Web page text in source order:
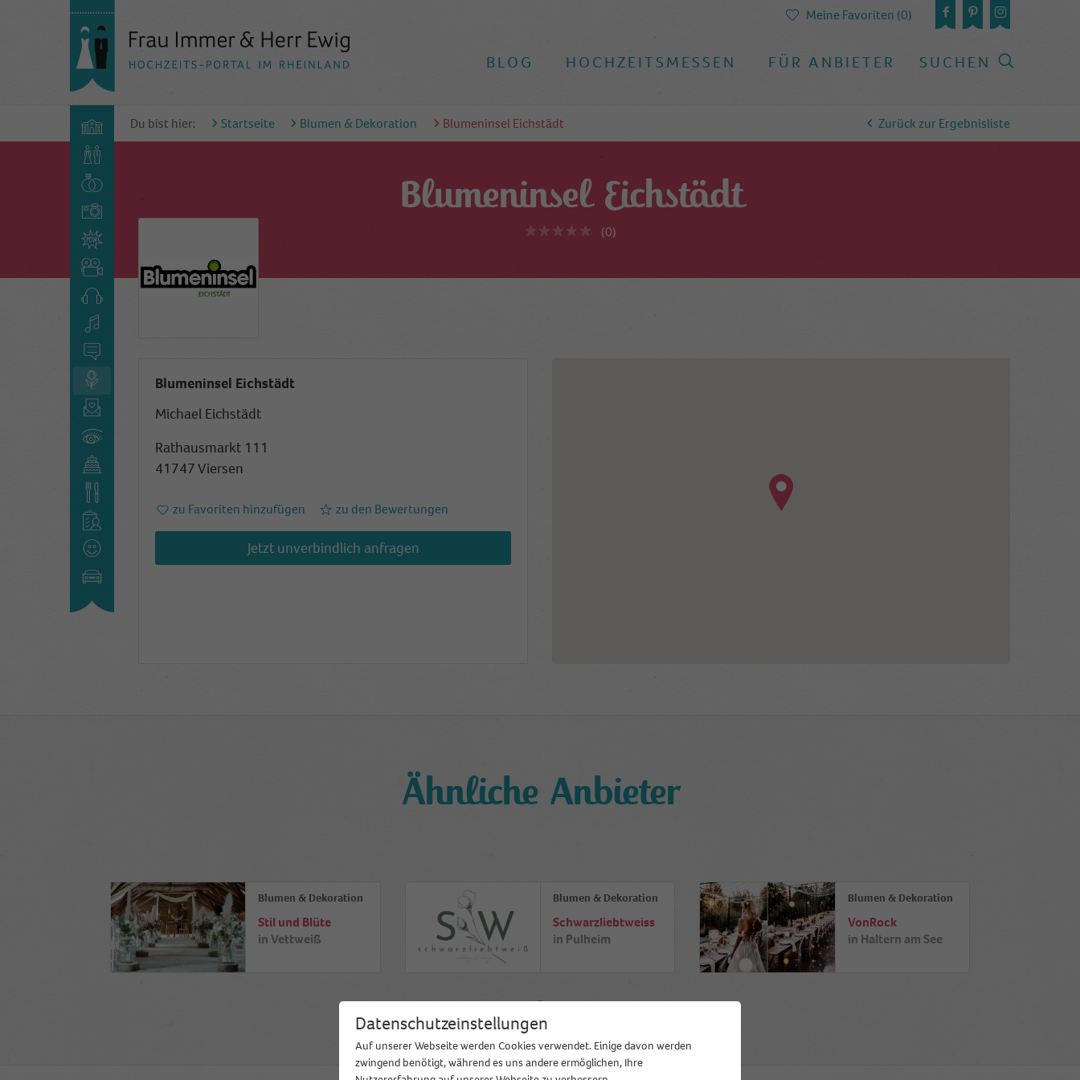
BLOG HOCHZEITSMESSEN FÜR ANBIETER SUCHEN
Meine Favoriten (0)
Du bist hier: Startseite Blumen & Dekoration Blumeninsel Eichstädt Zurück zur Ergebnisliste
Blumeninsel Eichstädt
(0)
Blumeninsel Eichstädt
Michael Eichstädt
Rathausmarkt 111
41747 Viersen
zu Favoriten hinzufügen zu den Bewertungen
Jetzt unverbindlich anfragen
Ähnliche Anbieter
Blumen & Dekoration
Stil und Blüte
inVettweiß
Blumen & Dekoration
Schwarzliebtweiss
in Pulheim
Blumen & Dekoration
VonRock
in Haltern am See
Datenschutzeinstellungen
Auf unserer Webseite werden Cookies verwendet. Einige davon werden
zwingend benötigt, während es uns andere ermöglichen, Ihre